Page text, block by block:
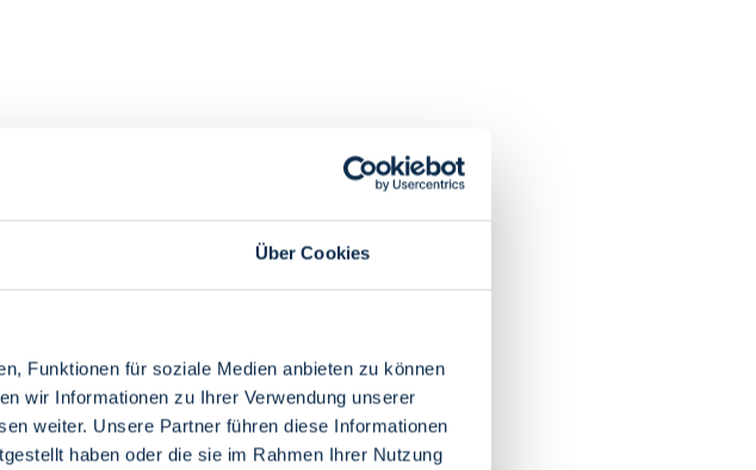
Über Cookies
Funktionen für soziale Medien anbieten zu können
wir Informationen zu Ihrer Verwendung unserer
weiter. Unsere Partner führen diese Informationen
haben oder die sie im Rahmen Ihrer Nutzung